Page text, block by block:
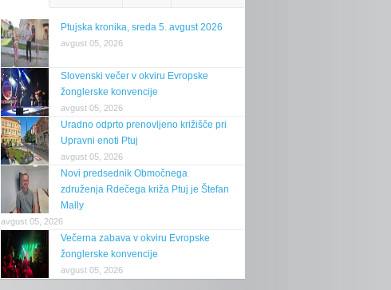
Ptujska kronika, sreda 5. avgust 2026
avgust 05, 2026
Slovenski večer v okviru Evropske
žonglerske konvencije
avgust 05, 2026
Uradno odprto prenovljeno križišče pri
Upravni enoti Ptuj
avgust 05, 2026
Novi predsednik Območnega
združenja Rdečega križa Ptuj je Štefan
Mally
avgust 05, 2026
Večerna zabava v okviru Evropske
žonglerske konvencije
avgust 05, 2026